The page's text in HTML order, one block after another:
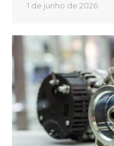
1 de junho de 2026